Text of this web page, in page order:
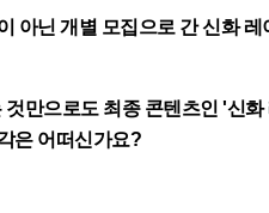
아닌 개별 모집으로 간 신화 레
만으로도 최종 콘텐츠인 '신
은 어떠신가요?